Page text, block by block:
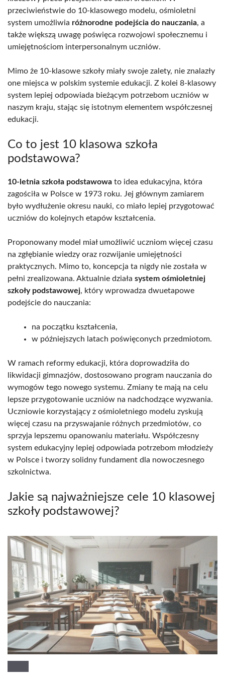
przeciwieństwie do 10-klasowego modelu, ośmioletni
system umożliwia różnorodne podejścia do nauczania, a
także większą uwagę poświęca rozwojowi społecznemu i
umiejętnościom interpersonalnym uczniów.
Mimo że 10-klasowe szkoły miały swoje zalety, nie znalazły
one miejsca w polskim systemie edukacji. Z kolei 8-klasowy
system lepiej odpowiada bieżącym potrzebom uczniów w
naszym kraju, stając się istotnym elementem współczesnej
edukacji.
Co to jest 10 klasowa szkoła
podstawowa?
10-letnia szkoła podstawowa to idea edukacyjna, która
zagościła w Polsce w 1973 roku. Jej głównym zamiarem
było wydłużenie okresu nauki, co miało lepiej przygotować
uczniów do kolejnych etapów kształcenia.
Proponowany model miał umożliwić uczniom więcej czasu
na zgłębianie wiedzy oraz rozwijanie umiejętności
praktycznych. Mimo to, koncepcja ta nigdy nie została w
pełni zrealizowana. Aktualnie działa system ośmioletniej
szkoły podstawowej, który wprowadza dwuetapowe
podejście do nauczania:
na początku kształcenia,
w późniejszych latach poświęconych przedmiotom.
W ramach reformy edukacji, która doprowadziła do
likwidacji gimnazjów, dostosowano program nauczania do
wymogów tego nowego systemu. Zmiany te mają na celu
lepsze przygotowanie uczniów na nadchodzące wyzwania.
Uczniowie korzystający z ośmioletniego modelu zyskują
więcej czasu na przyswajanie różnych przedmiotów, co
sprzyja lepszemu opanowaniu materiału. Współczesny
system edukacyjny lepiej odpowiada potrzebom młodzieży
w Polsce i tworzy solidny fundament dla nowoczesnego
szkolnictwa.
Jakie są najważniejsze cele 10 klasowej
szkoły podstawowej?